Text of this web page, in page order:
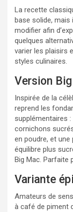
La recette
base solide, mais
modifier afin
quelques
varier les plaisirs
styles culinaires.
Version
Inspirée de la
reprend les
supplémentaires
cornichons
en poudre, et
équilibre plus
Big Mac. Parfaite
Variante
Amateurs de
à café de piment